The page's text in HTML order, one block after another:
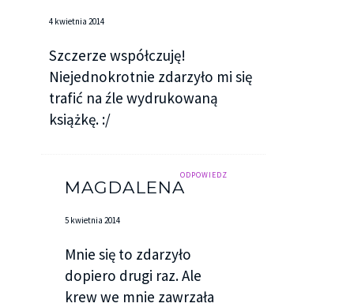
4 kwietnia 2014
Szczerze współczuję!
Niejednokrotnie zdarzyło mi się
trafić na źle wydrukowaną
książkę. :/
ODPOWIEDZ
MAGDALENA
5 kwietnia 2014
Mnie się to zdarzyło
dopiero drugi raz. Ale
krew we mnie zawrzała